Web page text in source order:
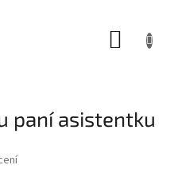
paní asistentku